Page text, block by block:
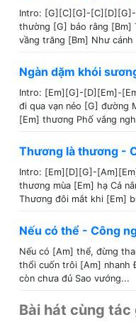
Intro: [G][C][G]-[C][D][G]-
thường [G] bảo rằng [Bm]
vầng trăng [Bm] Như
Ngàn dặm khói
Intro: [Em][G]-[D][Em]-
đi qua vạn nẻo [G] đường
[Em] thương Phố vắng
Thương là thương -
Intro: [Em][D][G]-
thương mùa [Em] hạ Cả
Thương đôi mắt khi [Em]
Nếu có thể - Công
Nếu có [Am] thể, đừng
thổi cuốn trôi [Am] nhanh
còn chưa đủ Sao vướng...
Bài hát cùng tác